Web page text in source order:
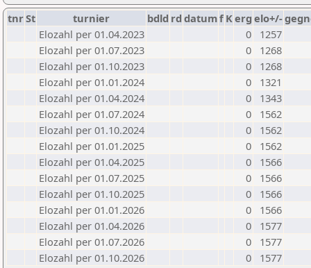
tnrSt turnier bdld rd datumf Kerg elo+/-
Elozahl per 01.04.2023
0
1257
Elozahl per 01.07.2023
0
1268
Elozahl per 01.10.2023
0
1268
Elozahl per 01.01.2024
0
1321
Elozahl per 01.04.2024
0
1343
Elozahl per 01.07.2024
0
1562
Elozahl per 01.10.2024
0
1562
Elozahl per 01.01.2025
0
1562
Elozahl per 01.04.2025
0
1566
Elozahl per 01.07.2025
0
1566
Elozahl per 01.10.2025
0
1566
Elozahl per 01.01.2026
0
1566
Elozahl per 01.04.2026
0
1577
Elozahl per 01.07.2026
0
1577
Elozahl per 01.10.2026
0 1577